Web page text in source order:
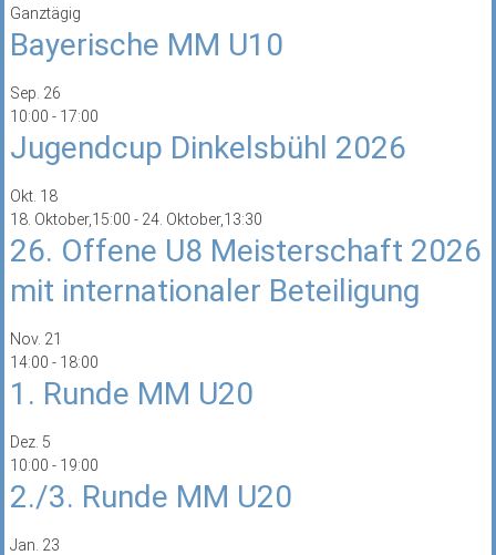
Ganztägig
Bayerische MM U10
Sep. 26
10:00 - 17:00
Jugendcup Dinkelsbühl 2026
Okt. 18
18. Oktober,15:00 - 24. Oktober,13:30
26. Offene U8 Meisterschaft 2026
mit internationaler Beteiligung
Nov. 21
14:00 - 18:00
1. Runde MM U20
Dez. 5
10:00 - 19:00
2./3. Runde MM U20
Jan. 23